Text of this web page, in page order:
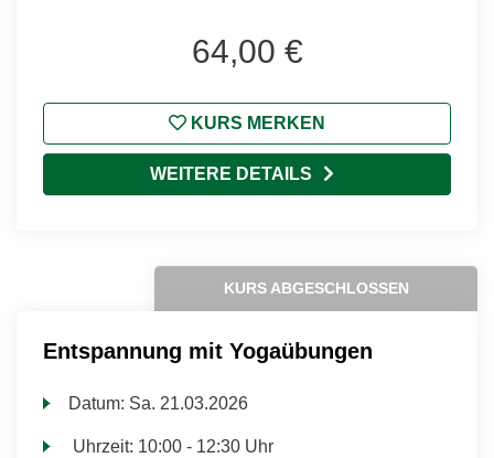
64,00 €
KURS MERKEN
WEITERE DETAILS
KURS ABGESCHLOSSEN
Entspannung mit Yogaübungen
Datum: Sa. 21.03.2026
Uhrzeit: 10:00 - 12:30 Uhr